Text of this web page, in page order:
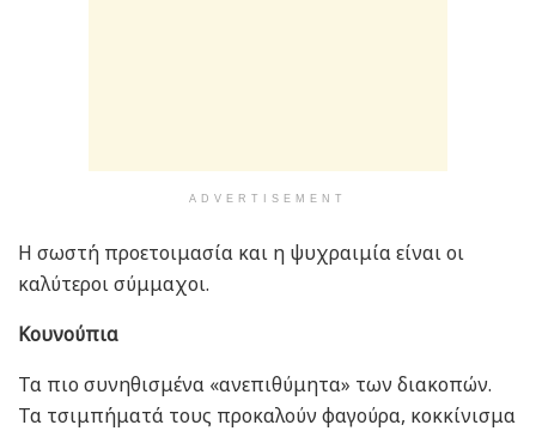
ADVERTISEMENT
Η σωστή προετοιμασία και η ψυχραιμία είναι οι
καλύτεροι σύμμαχοι.
Κουνούπια
Τα πιο συνηθισμένα «ανεπιθύμητα» των διακοπών.
Τα τσιμπήματά τους προκαλούν φαγούρα, κοκκίνισμα